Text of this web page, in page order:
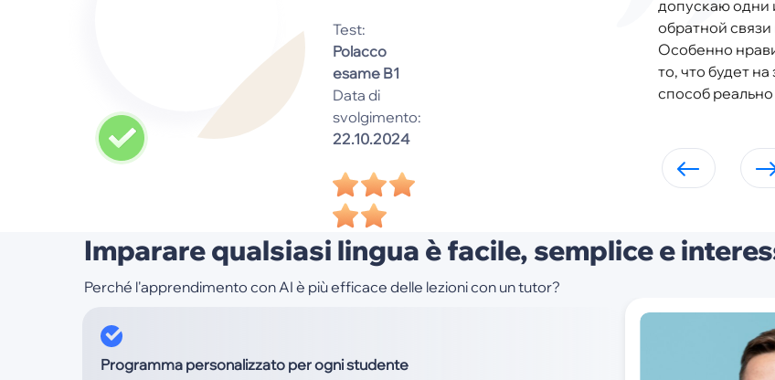
Test:
Polacco
esame B1
Data di
svolgimento:
22.10.2024
допускаю одни
обратной
Особенно
то, что будет
способ
Imparare qualsiasi lingua è facile, semplice e
Perché l'apprendimento con AI è più efficace delle lezioni con un tutor?
Programma personalizzato per ogni studente